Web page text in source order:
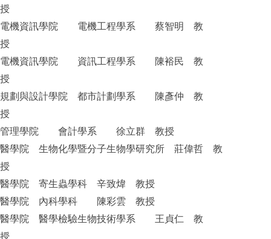
授
電機資訊學院 電機工程學系 蔡智明 教
授
電機資訊學院 資訊工程學系 陳裕民 教
授
規劃與設計學院 都市計劃學系 陳彥仲 教
授
管理學院 會計學系 徐立群 教授
醫學院 生物化學暨分子生物學研究所 莊偉哲 教
授
醫學院 寄生蟲學科 辛致煒 教授
醫學院 內科學科 陳彩雲 教授
醫學院 醫學檢驗生物技術學系 王貞仁 教
授